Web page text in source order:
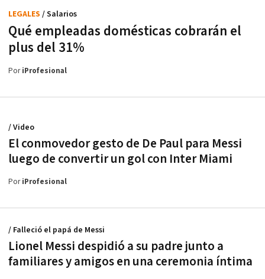
Qué empleadas domésticas cobrarán el
plus del 31%
LEGALES / Salarios
PoriProfesional
El conmovedor gesto de De Paul para Messi
luego de convertir un gol con Inter Miami
/ Video
PoriProfesional
Lionel Messi despidió a su padre junto a
familiares y amigos en una ceremonia íntima
/ Falleció el papá de Messi